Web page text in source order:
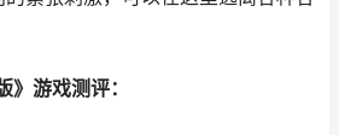
》游戏测评：